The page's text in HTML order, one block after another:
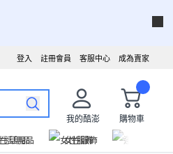
成為賣家
客服中心
註冊會員
登入
我的酷澎
購物車
生活用品 女性服飾